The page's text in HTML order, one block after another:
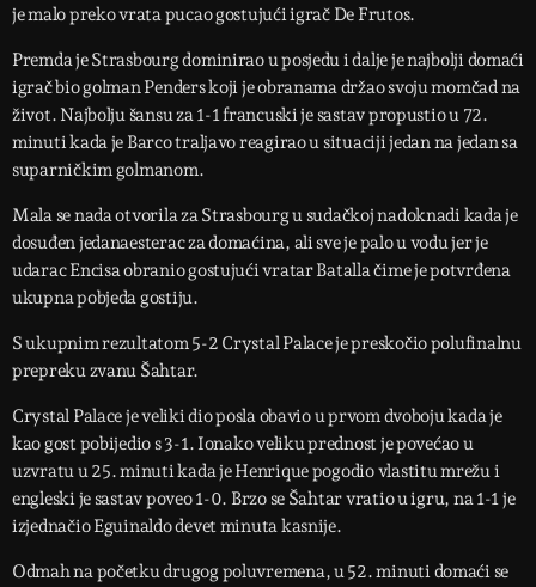
je malo preko vrata pucao gostujući igrač De Frutos.
Premda je Strasbourg dominirao u posjedu i dalje je najbolji domaći
igrač bio golman Penders koji je obranama držao svoju momčad na
život. Najbolju šansu za 1-1 francuski je sastav propustio u 72.
minuti kada je Barco traljavo reagirao u situaciji jedan na jedan sa
suparničkim golmanom.
Mala se nada otvorila za Strasbourg u sudačkoj nadoknadi kada je
dosuđen jedanaesterac za domaćina, ali sve je palo u vodu jer je
udarac Encisa obranio gostujući vratar Batalla čime je potvrđena
ukupna pobjeda gostiju.
S ukupnim rezultatom 5-2 Crystal Palace je preskočio polufinalnu
prepreku zvanu Šahtar.
Crystal Palace je veliki dio posla obavio u prvom dvoboju kada je
kao gost pobijedio s 3-1. Ionako veliku prednost je povećao u
uzvratu u 25. minuti kada je Henrique pogodio vlastitu mrežu i
engleski je sastav poveo 1-0. Brzo se Šahtar vratio u igru, na 1-1 je
izjednačio Eguinaldo devet minuta kasnije.
Odmah na početku drugog poluvremena, u 52. minuti domaći se